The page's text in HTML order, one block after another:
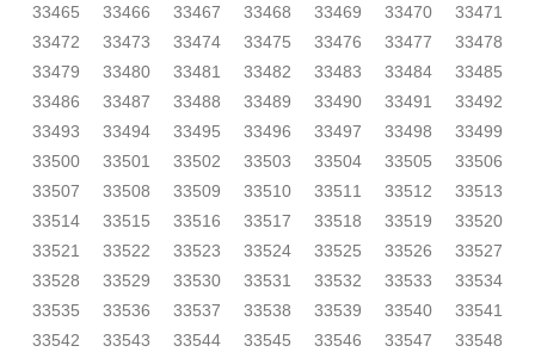
33465
33466 33467 33468 33469 33470
33471
33472
33473 33474 33475 33476 33477
33478
33479
33480 33481 33482 33483 33484
33485
33486
33487 33488 33489 33490 33491
33492
33493
33494 33495 33496 33497 33498
33499
33500
33501 33502 33503 33504 33505
33506
33507
33508 33509 33510 33511 33512
33513
33514
33515 33516 33517 33518 33519
33520
33521
33522 33523 33524 33525 33526
33527
33528
33529 33530 33531 33532 33533
33534
33535
33536 33537 33538 33539 33540
33541
33542
33543 33544 33545 33546 33547
33548